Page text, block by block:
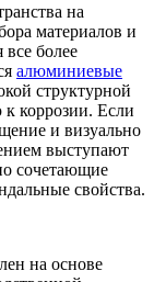
на
материалов и
более
алюминиевые
структурной
коррозии. Если
и визуально
выступают
сочетающие
свойства.
на основе